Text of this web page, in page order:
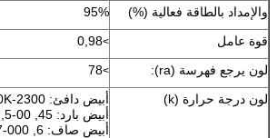
والإمداد بالطاقة فعالية (%)
95%
قوة عامل
>
0,98
لون يرجع فهرسة (ra):
>
78
لون درجة حرارة (k)
أبيض دافئ: 2300-3300K,
أبيض بارد: 45, 00-5, 500K,
أبيض صاف: 6, 000-7, 000K